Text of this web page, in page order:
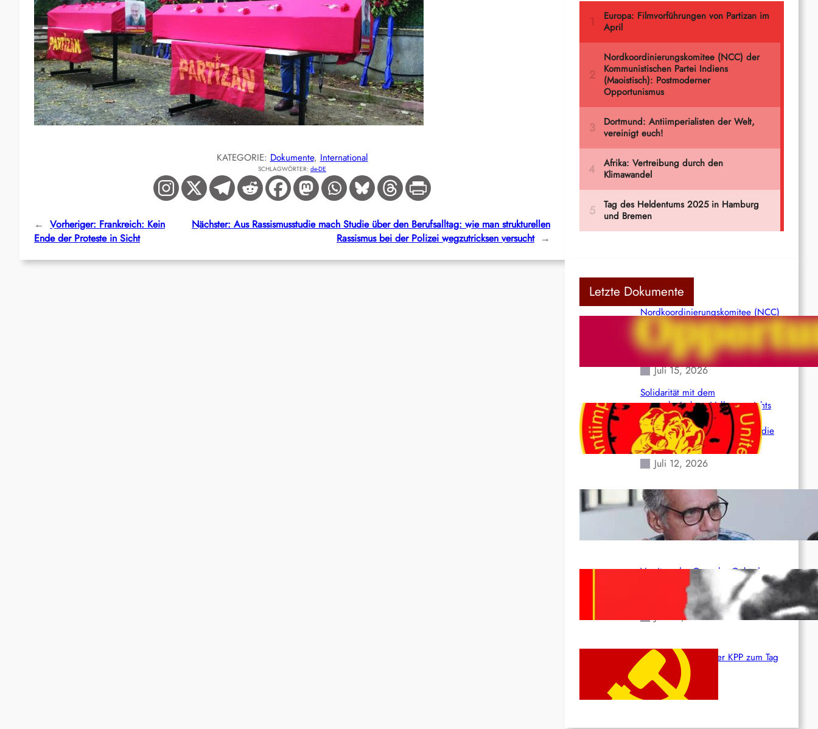
KATEGORIE: Dokumente, International
SCHLAGWÖRTER: de-DE
← Vorheriger: Frankreich: Kein
Ende der Proteste in Sicht
Nächster: Aus Rassismusstudie mach Studie über den Berufsalltag: wie man strukturellen
Rassismus bei der Polizei wegzutricksen versucht →
Letzte Dokumente
Nordkoordinierungskomitee (NCC)
der Kommunistischen Partei Indiens
(Maoistisch): Postmoderner
Opportunismus
Juli 15, 2026
Solidarität mit dem
venezolanischem Volk angesichts
der verlorenen Leben und der
katastrophalen Situation durch die
Erdbeben des 24. Juni!
Juli 12, 2026
Indien: „Die Politik der
Kapitulation“ von K. Murali (Ajith)
Juli 1, 2026
Vorsitzender Gonzalo: Gebt das
Leben für die Partei und die
Juni 19, 2026
Beschluss des ZK der KPP zum Tag
des Heldentums
Juni 19, 2026